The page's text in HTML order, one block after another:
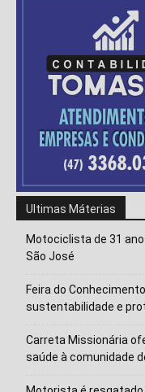
Ultimas Máterias
Motociclista de 31
São José
Feira do
sustentabilidade e
Carreta Missionária
saúde à comunidade